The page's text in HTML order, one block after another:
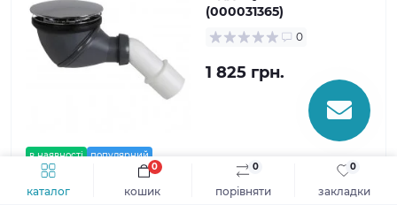
каталог порівняти
0
закладки
0
кошик
0
в наявності популярний
(000031365)
0
1 825 грн.
До кошика